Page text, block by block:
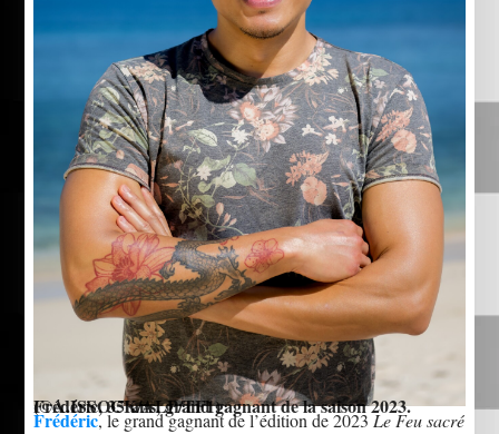
Frédéric, 35 ans, grand gagnant de la saison 2023.
(©A.ISSOCK/ALP/TF1)
Frédéric, le grand gagnant de l’édition de 2023Le Feu sacré